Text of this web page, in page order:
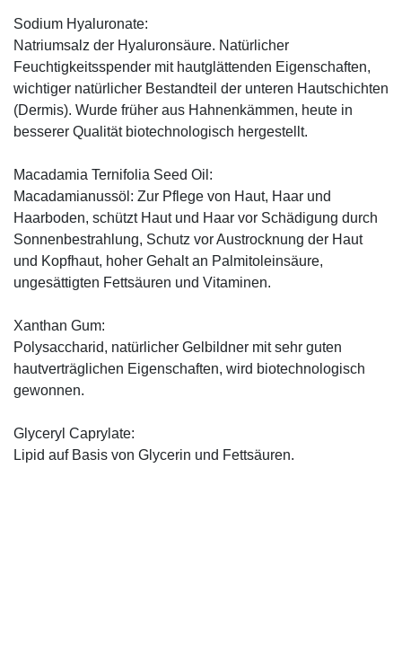
Sodium Hyaluronate:
Natriumsalz der Hyaluronsäure. Natürlicher
Feuchtigkeitsspender mit hautglättenden Eigenschaften,
wichtiger natürlicher Bestandteil der unteren Hautschichten
(Dermis). Wurde früher aus Hahnenkämmen, heute in
besserer Qualität biotechnologisch hergestellt.
Macadamia Ternifolia Seed Oil:
Macadamianussöl: Zur Pflege von Haut, Haar und
Haarboden, schützt Haut und Haar vor Schädigung durch
Sonnenbestrahlung, Schutz vor Austrocknung der Haut
und Kopfhaut, hoher Gehalt an Palmitoleinsäure,
ungesättigten Fettsäuren und Vitaminen.
Xanthan Gum:
Polysaccharid, natürlicher Gelbildner mit sehr guten
hautverträglichen Eigenschaften, wird biotechnologisch
gewonnen.
Glyceryl Caprylate:
Lipid auf Basis von Glycerin und Fettsäuren.